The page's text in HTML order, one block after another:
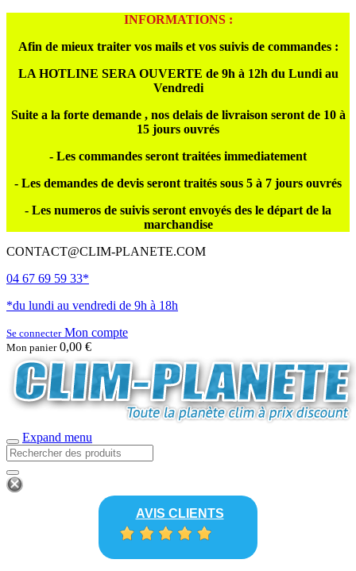
INFORMATIONS :
Afin de mieux traiter vos mails et vos suivis de commandes :
LA HOTLINE SERA OUVERTE de 9h à 12h du Lundi au
Vendredi
Suite a la forte demande , nos delais de livraison seront de 10 à
15 jours ouvrés
- Les commandes seront traitées immediatement
- Les demandes de devis seront traités sous 5 à 7 jours ouvrés
- Les numeros de suivis seront envoyés des le départ de la
marchandise
CONTACT@CLIM-PLANETE.COM
04 67 69 59 33*
*du lundi au vendredi de 9h à 18h
Se connecterMon compte
Mon panier 0,00 €
Expand menu
AVIS CLIENTS